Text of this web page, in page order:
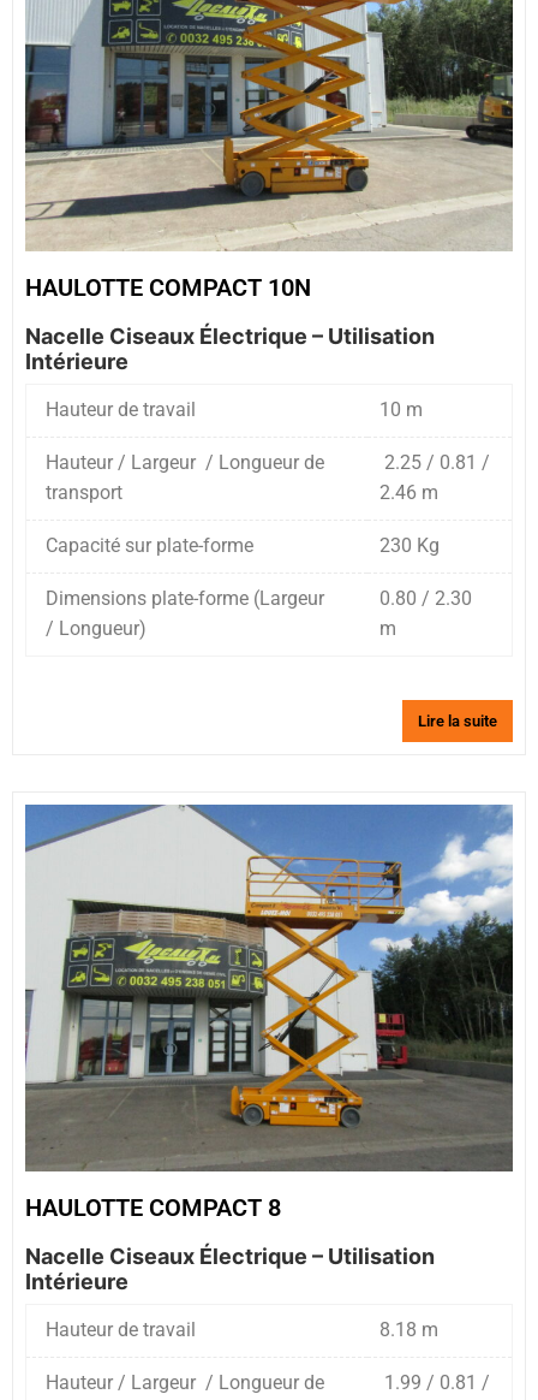
HAULOTTE COMPACT 10N
Nacelle Ciseaux Électrique – Utilisation
Intérieure
Hauteur de travail 10 m
Hauteur / Largeur / Longueur de
transport
2.25 / 0.81 /
2.46 m
Capacité sur plate-forme 230 Kg
Dimensions plate-forme (Largeur
/ Longueur)
0.80 / 2.30
m
Lire la suite
HAULOTTE COMPACT 8
Nacelle Ciseaux Électrique – Utilisation
Intérieure
Hauteur de travail 8.18 m
Hauteur / Largeur / Longueur de
1.99 / 0.81 /